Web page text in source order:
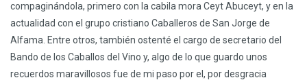
compaginándola, primero con la cabila mora Ceyt Abuceyt, y en la
actualidad con el grupo cristiano Caballeros de San Jorge de
Alfama. Entre otros, también ostenté el cargo de secretario del
Bando de los Caballos del Vino y, algo de lo que guardo unos
recuerdos maravillosos fue de mi paso por el, por desgracia